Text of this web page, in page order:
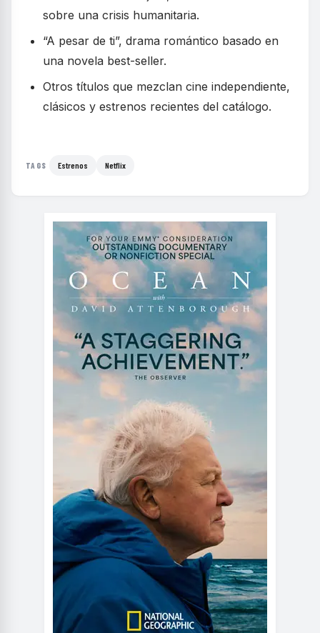
sobre una crisis humanitaria.
“A pesar de ti”, drama romántico basado en
una novela best-seller.
Otros títulos que mezclan cine independiente,
clásicos y estrenos recientes del catálogo.
TAGS Estrenos Netflix